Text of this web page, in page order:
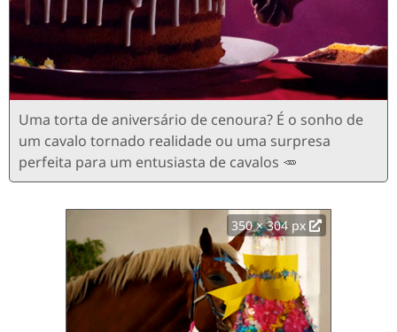
Uma torta de aniversário de cenoura? É o sonho de
um cavalo tornado realidade ou uma surpresa
perfeita para um entusiasta de cavalos 🥕
350 × 304 px